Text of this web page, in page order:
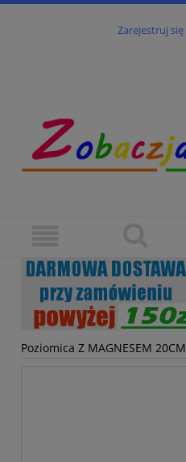
Zarejestruj się
Poziomica Z MAGNESEM 20CM